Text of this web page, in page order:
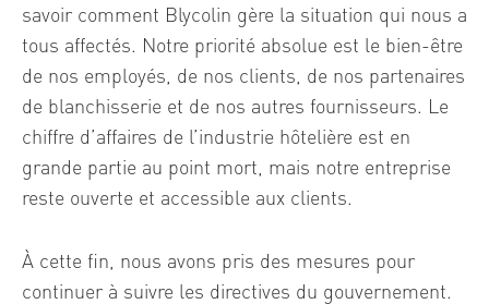
savoir comment Blycolin gère la situation qui nous a
tous affectés. Notre priorité absolue est le bien-être
de nos employés, de nos clients, de nos partenaires
de blanchisserie et de nos autres fournisseurs. Le
chiffre d’affaires de l’industrie hôtelière est en
grande partie au point mort, mais notre entreprise
reste ouverte et accessible aux clients.
À cette fin, nous avons pris des mesures pour
continuer à suivre les directives du gouvernement.